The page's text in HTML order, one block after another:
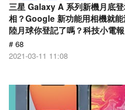
三星 Galaxy A 系列新機月底
相？Google 新功能用相機就
陸月球你登記了嗎？科技小電
# 68
2021-03-11 11:08